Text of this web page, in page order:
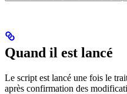
Quand il est lancé
Le script est lancé une fois le
après confirmation des